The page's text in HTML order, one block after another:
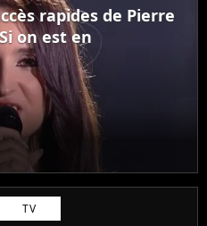
incertain dans
milieu...
rapides de Pierre
on est en
TV